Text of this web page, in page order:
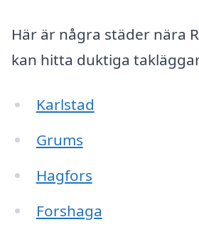
Här är några städer nära
kan hitta duktiga
Karlstad
Grums
Hagfors
Forshaga